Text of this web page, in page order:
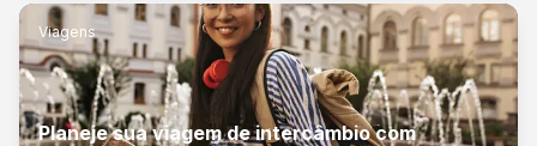
Viagens
Planeje sua viagem de intercâmbio com